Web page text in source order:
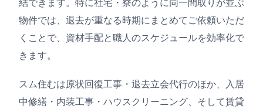
結できます。特に社宅・寮のように同一間取りが並ぶ
物件では、退去が重なる時期にまとめてご依頼いただ
くことで、資材手配と職人のスケジュールを効率化で
きます。
スム住むは原状回復工事・退去立会代行のほか、入居
中修繕・内装工事・ハウスクリーニング、そして賃貸